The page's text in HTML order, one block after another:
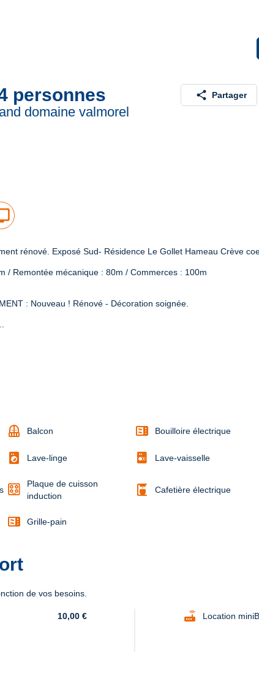
personnes
domaine valmorel
share Partager
rénové. Exposé Sud- Résidence Le Gollet Hameau Crève
/ Remontée mécanique : 80m / Commerces : 100m
: Nouveau ! Rénové - Décoration soignée.
balcony Balcon microwave Bouilloire électrique
local_laundry_service Lave-linge Lave-vaisselle
Plaque de cuisson
induction
coffee_maker Cafetière électrique
microwave Grille-pain
de vos besoins.
10,00 € router Location